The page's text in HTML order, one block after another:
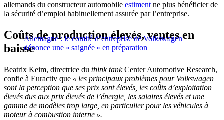
allemands du constructeur automobile estiment ne plus bénéficier de
la sécurité d’emploi habituellement assurée par l’entreprise.
Allemagne : le comité d’entreprise de Volkswagen
dénonce une « saignée » en préparation
Coûts de production élevés, ventes en
baisse
Beatrix Keim, directrice du think tankCenter Automotive Research,
confie à Euractiv que « les principaux problèmes pour Volkswagen
sont la perception que ses prix sont élevés, les coûts d’exploitation
élevés dus aux prix élevés de l’énergie, les salaires élevés et une
gamme de modèles trop large, en particulier pour les véhicules à
moteur à combustion interne ».